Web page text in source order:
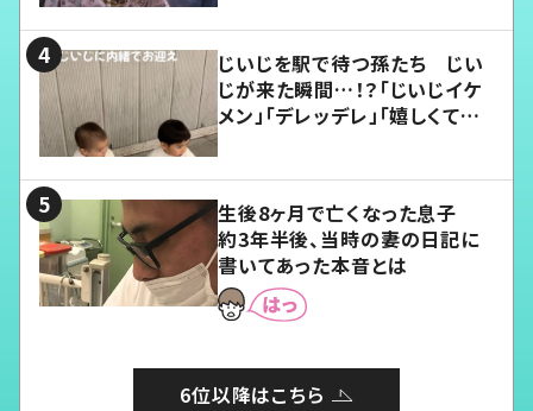
じいじを駅で待つ孫たち じい
じが来た瞬間…！？「じいじイケ
メン」「デレッデレ」「嬉しくて可
生後8ヶ月で亡くなった息子
約3年半後、当時の妻の日記に
書いてあった本音とは
6位以降はこちら